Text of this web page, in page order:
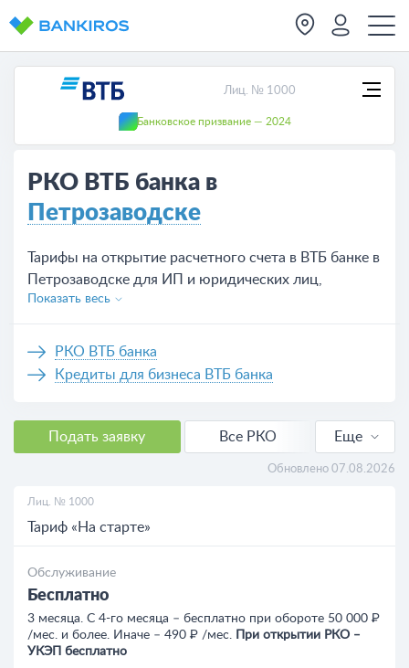
Лиц. № 1000
Банковское призвание — 2024
РКО ВТБ банка в
Петрозаводске
Тарифы на открытие расчетного счета в ВТБ банке в
Петрозаводске для ИП и юридических лиц,
предложений на сегодня — 8.
Показать весь
РКО ВТБ банка
Кредиты для бизнеса ВТБ банка
Подать заявку
Все РКО
Еще
Обновлено 07.08.2026
Лиц. № 1000
Тариф «На старте»
Обслуживание
Бесплатно
3 месяца. С 4-го месяца – бесплатно при обороте 50 000 ₽
/мес. и более. Иначе – 490 ₽ /мес.
При открытии РКО ‒
УКЭП бесплатно